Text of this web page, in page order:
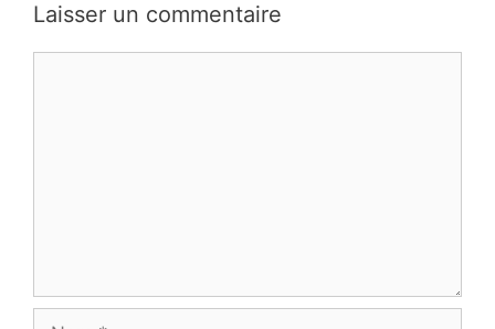
Laisser un commentaire